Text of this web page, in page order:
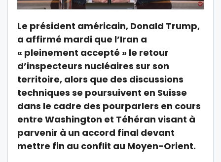
Le président américain, Donald Trump,
a affirmé mardi que l’Iran a
« pleinement accepté » le retour
d’inspecteurs nucléaires sur son
territoire, alors que des discussions
techniques se poursuivent en Suisse
dans le cadre des pourparlers en cours
entre Washington et Téhéran visant à
parvenir à un accord final devant
mettre fin au conflit au Moyen-Orient.